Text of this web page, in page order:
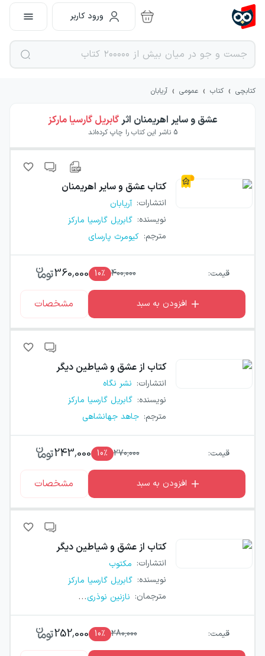
ورود کاربر
کتابچی › کتاب › عمومی › آریابان
عشق و سایر اهریمنان اثرگابریل گارسیا مارکز
5 ناشر این کتاب را چاپ کرده‌اند
کتاب عشق و سایر اهریمنان
انتشارات: آریابان
نویسنده: گابریل گارسیا مارکز
مترجم: کیومرث پارسای
قیمت: 400,000
10٪ 360,000
افزودن به سبد مشخصات
کتاب از عشق و شیاطین دیگر
انتشارات: نشر نگاه
نویسنده: گابریل گارسیا مارکز
مترجم: جاهد جهانشاهی
قیمت: 270,000
10٪ 243,000
افزودن به سبد مشخصات
کتاب از عشق و شیاطین دیگر
انتشارات: مکتوب
نویسنده: گابریل گارسیا مارکز
مترجمان: نازنین نوذری...
قیمت: 280,000
10٪ 252,000